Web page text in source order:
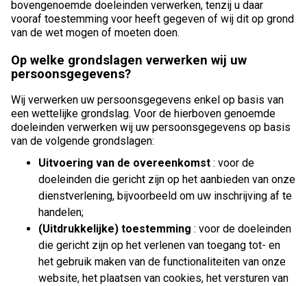
bovengenoemde doeleinden verwerken, tenzij u daar
vooraf toestemming voor heeft gegeven of wij dit op grond
van de wet mogen of moeten doen.
Op welke grondslagen verwerken wij uw
persoonsgegevens?
Wij verwerken uw persoonsgegevens enkel op basis van
een wettelijke grondslag. Voor de hierboven genoemde
doeleinden verwerken wij uw persoonsgegevens op basis
van de volgende grondslagen:
Uitvoering van de overeenkomst : voor de
doeleinden die gericht zijn op het aanbieden van onze
dienstverlening, bijvoorbeeld om uw inschrijving af te
handelen;
(Uitdrukkelijke) toestemming : voor de doeleinden
die gericht zijn op het verlenen van toegang tot- en
het gebruik maken van de functionaliteiten van onze
website, het plaatsen van cookies, het versturen van